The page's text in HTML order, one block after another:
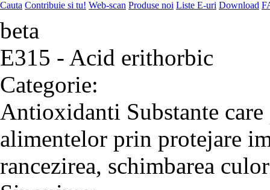
Cauta Contribuie si tu! Web-scan Produse noi Liste E-uri Download
beta
E315 - Acid erithorbic
Categorie:
Antioxidanti Substante
alimentelor prin protejare
rancezirea, schimbarea